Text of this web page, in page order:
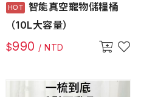
智能真空寵物儲糧桶
（10L大容量）
$990 / NTD